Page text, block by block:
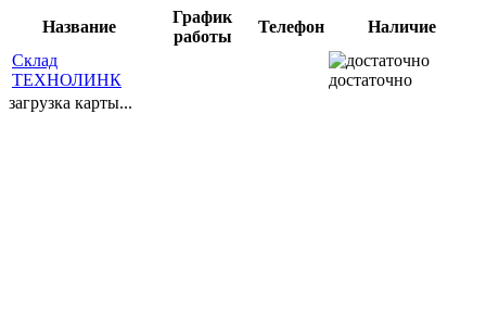
Название
График
работы
Телефон
Наличие
Склад
ТЕХНОЛИНК
достаточно
загрузка карты...